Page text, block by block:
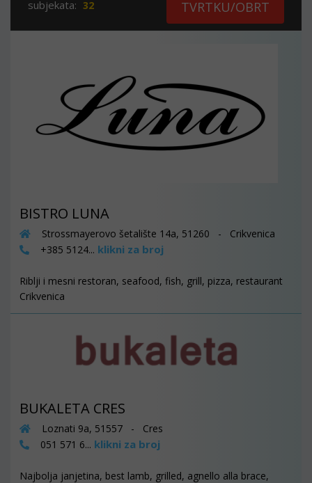
subjekata: 32
TVRTKU/OBRT
BISTRO LUNA
Strossmayerovo šetalište 14a, 51260 - Crikvenica
+385 5124... klikni za broj
Riblji i mesni restoran, seafood, fish, grill, pizza, restaurant
Crikvenica
BUKALETA CRES
Loznati 9a, 51557 - Cres
051 571 6... klikni za broj
Najbolja janjetina, best lamb, grilled, agnello alla brace,